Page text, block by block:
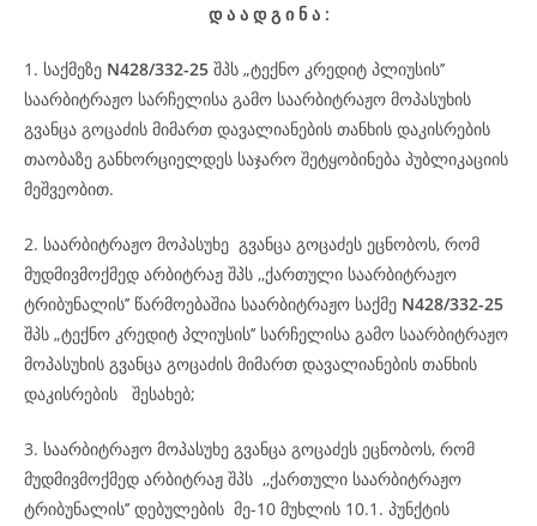
დ ა ა დ გ ი ნ ა :
1. საქმეზე N428/332-25 შპს „ტექნო კრედიტ პლიუსის’’
საარბიტრაჟო სარჩელისა გამო საარბიტრაჟო მოპასუხის
გვანცა გოცაძის მიმართ დავალიანების თანხის დაკისრების
თაობაზე განხორციელდეს საჯარო შეტყობინება პუბლიკაციის
მეშვეობით.
2. საარბიტრაჟო მოპასუხე გვანცა გოცაძეს ეცნობოს, რომ
მუდმივმოქმედ არბიტრაჟ შპს ,,ქართული საარბიტრაჟო
ტრიბუნალის’’ წარმოებაშია საარბიტრაჟო საქმე N428/332-25
შპს „ტექნო კრედიტ პლიუსის’’ სარჩელისა გამო საარბიტრაჟო
მოპასუხის გვანცა გოცაძის მიმართ დავალიანების თანხის
დაკისრების შესახებ;
3. საარბიტრაჟო მოპასუხე გვანცა გოცაძეს ეცნობოს, რომ
მუდმივმოქმედ არბიტრაჟ შპს ,,ქართული საარბიტრაჟო
ტრიბუნალის’’ დებულების მე-10 მუხლის 10.1. პუნქტის